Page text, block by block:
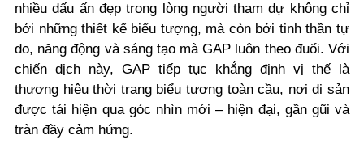
nhiều dấu ấn đẹp trong lòng người tham dự không chỉ
bởi những thiết kế biểu tượng, mà còn bởi tinh thần tự
do, năng động và sáng tạo mà GAP luôn theo đuổi. Với
chiến dịch này, GAP tiếp tục khẳng định vị thế là
thương hiệu thời trang biểu tượng toàn cầu, nơi di sản
được tái hiện qua góc nhìn mới – hiện đại, gần gũi và
tràn đầy cảm hứng.